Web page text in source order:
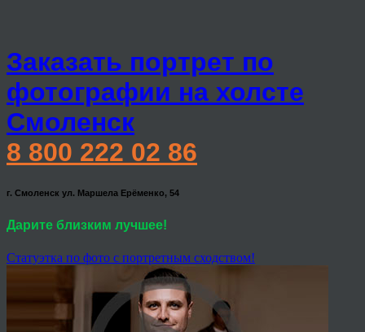
Заказать портрет по
фотографии на холсте
Смоленск
8 800 222 02 86
г. Смоленск ул. Маршела Ерёменко, 54
Дарите близким лучшее!
Статуэтка по фото с портретным сходством!